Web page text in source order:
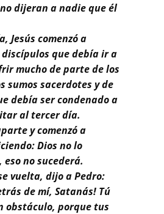
dijeran a nadie que él
Jesús comenzó a
que debía ir a
mucho de parte de los
sumos sacerdotes y de
debía ser condenado a
al tercer día.
y comenzó a
Dios no lo
no sucederá.
vuelta, dijo a Pedro:
de mí, Satanás! Tú
obstáculo, porque tus